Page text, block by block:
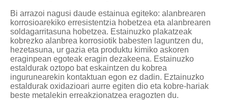
Bi arrazoi nagusi daude estainua egiteko: alanbrearen
korrosioarekiko erresistentzia hobetzea eta alanbrearen
soldagarritasuna hobetzea. Estainuzko plakatzeak
kobrezko alanbrea korrosiotik babesten laguntzen du,
hezetasuna, ur gazia eta produktu kimiko askoren
eraginpean egoteak eragin dezakeena. Estainuzko
estaldurak oztopo bat eskaintzen du kobrea
ingurunearekin kontaktuan egon ez dadin. Eztainuzko
estaldurak oxidazioari aurre egiten dio eta kobre-hariak
beste metalekin erreakzionatzea eragozten du.